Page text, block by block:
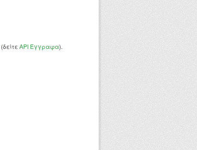
(δείτε API Έγγραφα).